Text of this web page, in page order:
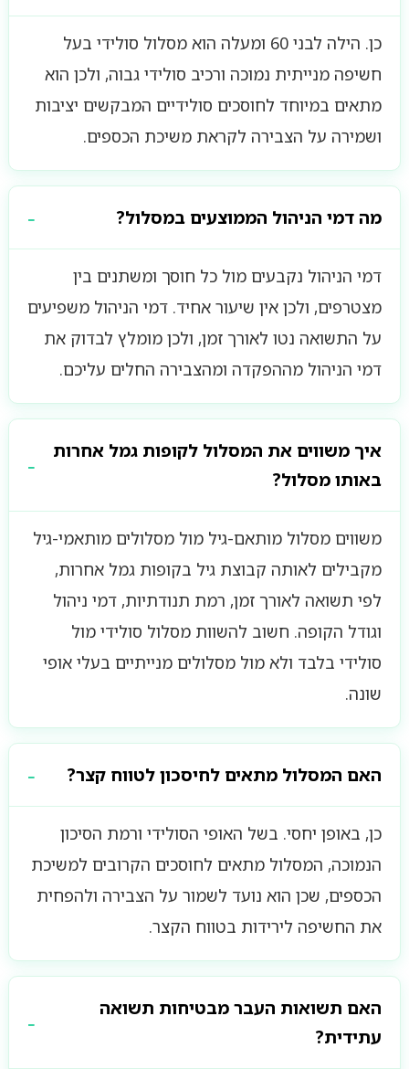
כן. הילה לבני 60 ומעלה הוא מסלול סולידי בעל
חשיפה מנייתית נמוכה ורכיב סולידי גבוה, ולכן הוא
מתאים במיוחד לחוסכים סולידיים המבקשים יציבות
ושמירה על הצבירה לקראת משיכת הכספים.
מה דמי הניהול הממוצעים במסלול?
דמי הניהול נקבעים מול כל חוסך ומשתנים בין
מצטרפים, ולכן אין שיעור אחיד. דמי הניהול משפיעים
על התשואה נטו לאורך זמן, ולכן מומלץ לבדוק את
דמי הניהול מההפקדה ומהצבירה החלים עליכם.
איך משווים את המסלול לקופות גמל אחרות
באותו מסלול?
משווים מסלול מותאם-גיל מול מסלולים מותאמי-גיל
מקבילים לאותה קבוצת גיל בקופות גמל אחרות,
לפי תשואה לאורך זמן, רמת תנודתיות, דמי ניהול
וגודל הקופה. חשוב להשוות מסלול סולידי מול
סולידי בלבד ולא מול מסלולים מנייתיים בעלי אופי
שונה.
האם המסלול מתאים לחיסכון לטווח קצר?
כן, באופן יחסי. בשל האופי הסולידי ורמת הסיכון
הנמוכה, המסלול מתאים לחוסכים הקרובים למשיכת
הכספים, שכן הוא נועד לשמור על הצבירה ולהפחית
את החשיפה לירידות בטווח הקצר.
האם תשואות העבר מבטיחות תשואה
עתידית?